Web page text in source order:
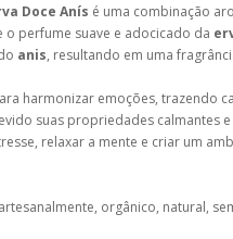
Doce Anís é uma combinação
o perfume suave e adocicado da
anis, resultando em uma
harmonizar emoções, trazendo
suas propriedades calmantes
relaxar a mente e criar um
orgânico, natural,